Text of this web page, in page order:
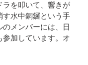
ラを叩いて、響きが
す水中銅鑼という手
メンバーには、日
加しています。オ